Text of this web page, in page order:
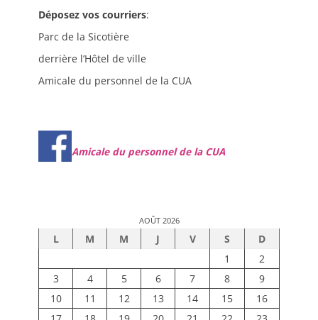
Déposez vos courriers:
Parc de la Sicotière
derrière l’Hôtel de ville
Amicale du personnel de la CUA
Amicale du personnel de la CUA
AOÛT 2026
L M M J V S
D
1
2
3
4 5 6 7 8
9
10
11 12 13 14 15
16